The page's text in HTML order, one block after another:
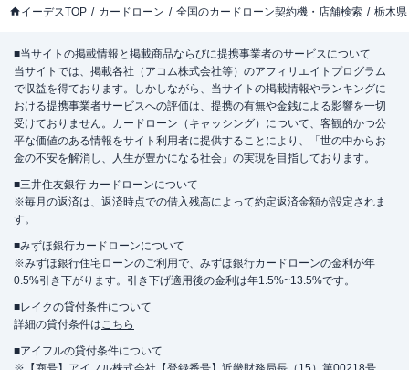
イーデスTOP カードローン 全国のカードローン契約機・店舗検索 栃木県
■当サイトの掲載情報と掲載商品ならびに提携事業者のサービスについて
当サイトでは、掲載各社（アコム株式会社等）のアフィリエイトプログラム
で収益を得ております。しかしながら、当サイトの掲載情報やランキングに
おける提携事業者サービスへの評価は、提携の有無や金銭による影響を一切
受けておりません。カードローン（キャッシング）について、客観的かつ公
平な価値のある情報をサイト利用者に提供することにより、「世の中からお
金の不安を解消し、人生が豊かになる社会」の実現を目指しております。
■三井住友銀行 カードローンについて
※毎月の返済は、返済時点での借入残高によって約定返済金額が設定されま
す。
■みずほ銀行カードローンについて
※みずほ銀行住宅ローンのご利用で、みずほ銀行カードローンの金利が年
0.5%引き下がります。引き下げ適用後の金利は年1.5%~13.5%です。
■レイクの貸付条件について
詳細の貸付条件はこちら
■アイフルの貸付条件について